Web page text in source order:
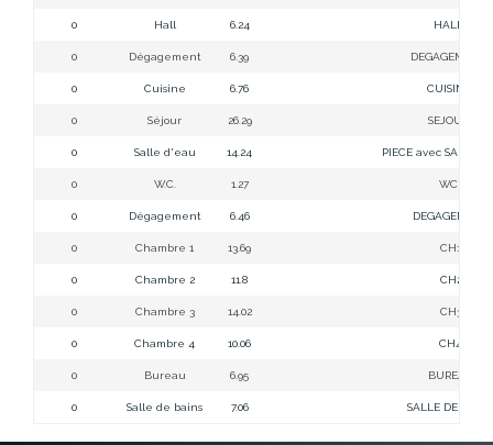
0 Hall 6.24 HALL RDC
0 Dégagement 6.39 DEGAGEMENT
0 Cuisine 6.76 CUISINE
0 Séjour 26.29 SEJOUR
0 Salle d'eau 14.24 PIECE avec SALLE
0 W.C. 1.27 WC RDC
0 Dégagement 6.46 DEGAGEMENT
0 Chambre 1 13.69 CH1 1ER
0 Chambre 2 11.8 CH2 1ER
0 Chambre 3 14.02 CH3 1ER
0 Chambre 4 10.06 CH4 1ER
0 Bureau 6.95 BUREAU
0 Salle de bains 7.06 SALLE DE